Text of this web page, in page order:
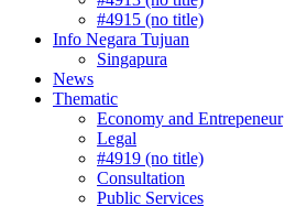
#4915 (no title)
Info Negara Tujuan
Singapura
News
Thematic
Economy and Entrepeneur
Legal
#4919 (no title)
Consultation
Public Services